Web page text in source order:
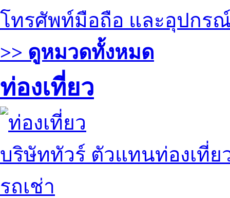
โทรศัพท์มือถือ และอุปกร
>> ดูหมวดทั้งหมด
ท่องเที่ยว
บริษัททัวร์ ตัวแทนท่องเที่ย
รถเช่า